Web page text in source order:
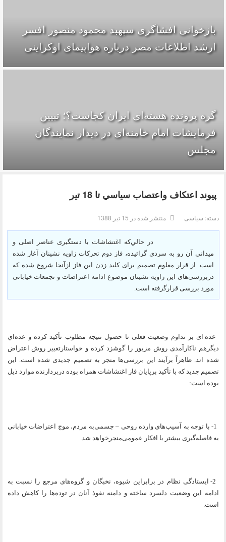
بازخوانی افشاگری سپهبد محمود منصور افسر
ارشد اطلاعات مصر درباره هواپیمای اوکراینی
گره پرونده‌ هسته‌ای ایران کجاست؟؛ تبیین
فرمایشات امام خامنه‌ای در دیدار نمایندگان
مجلس
پيوند اعتكاف واعتصاب سياسي تا 18 تير
دسته: سیاسی منتشر شده در 15 تیر 1388
در حالي‌که اغتشاشات با دستگیری عناصر اصلی و
میدانی آن رو به سردی گرائیده، فاز دوم تحرکات زاویه نشینان آغاز شده
است. از قرار معلوم تصمیم برای کلید زدن این فاز ازآنجا شروع شده که
دربررسی‌های این زاویه نشینان موضوع ادامه اعتراضات و تجمعات خیابانی
مورد بررسی قرارگرفته است.
عده ای بر تداوم وضعیت فعلی تا حصول نتیجه مطلوب تأكيد کرده و عده‌اي
دیگرهم ناکارآمدی روش مزبور را گوشزد کرده و خواستارتغییر روش اعتراض
شده اند. ظاهراً برآیند این بررسی‌ها منجر به تصمیم جدیدی شده است. این
تصمیم جدید که با تأكيد برپایان فاز اغتشاشات همراه بوده دربردارنده موارد ذیل
بوده است:
1- با توجه به آسیب‌های وارده روحی – جسمی‌به مردم، موج اعتراضات خیابانی
به فاصله‌گیری بیشتر با افکار عمومی‌منجرخواهد شد.
2- ایستادگی نظام در برابراین شیوه، نخبگان و گروه‌های مرجع را نسبت به
ادامه این وضعیت دلسرد ساخته و دامنه نفوذ آنان در توده‌ها را کاهش داده
است.